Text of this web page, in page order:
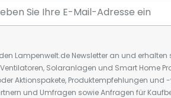
Lampenwelt.de Newsletter an und
Solaranlagen und Smart Home
Aktionspakete, Produktempfehlungen
und Umfragen sowie Anfragen für